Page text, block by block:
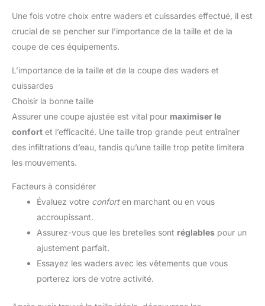
du pantalon. Ainsi, vous pouvez vous concentrer sur votre
aux intempéries et confortables : ces pantalons de pêche
toutes saisons sont non seulement hydrofuges et durables,
mais aussi extrêmement confortables. Que ce soit sous le soleil
vous pouvez vous concentrer sur votre expérience de pêche.
seulement aux hommes, mais aussi aux femmes et sont
sports nautiques. Un vêtement multifonctionnel qui s'adapte à
un large éventail d'aventures en plein air.
Une fois votre choix entre waders et cuissardes effectué, il est
crucial de se pencher sur l’importance de la taille et de la
coupe de ces équipements.
L’importance de la taille et de la coupe des waders et
cuissardes
Choisir la bonne taille
Assurer une coupe ajustée est vital pour maximiser le
confort et l’efficacité. Une taille trop grande peut entraîner
des infiltrations d’eau, tandis qu’une taille trop petite limitera
les mouvements.
Facteurs à considérer
Évaluez votre conforten marchant ou en vous
accroupissant.
Assurez-vous que les bretelles sont réglables pour un
ajustement parfait.
Essayez les waders avec les vêtements que vous
porterez lors de votre activité.